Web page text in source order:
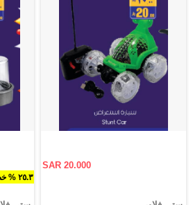
SAR 20.000
٢٥.٣ % خصم